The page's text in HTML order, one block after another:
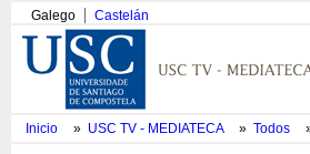
Galego Castelán
Inicio » USC TV - MEDIATECA » Todos